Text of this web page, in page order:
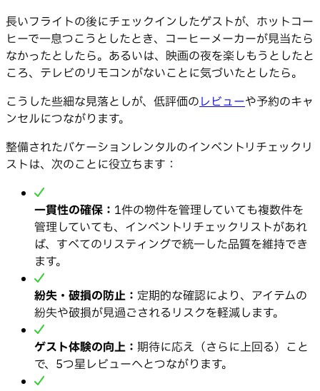
長いフライトの後にチェックインしたゲストが、ホットコー
ヒーで一息つこうとしたとき、コーヒーメーカーが見当たら
なかったとしたら。あるいは、映画の夜を楽しもうとしたと
ころ、テレビのリモコンがないことに気づいたとしたら。
こうした些細な見落としが、低評価のレビューや予約のキャ
ンセルにつながります。
整備されたバケーションレンタルのインベントリチェックリ
ストは、次のことに役立ちます：
一貫性の確保： 1件の物件を管理していても複数件を
管理していても、インベントリチェックリストがあれ
ば、すべてのリスティングで統一した品質を維持でき
ます。
紛失・破損の防止： 定期的な確認により、アイテムの
紛失や破損が見過ごされるリスクを軽減します。
ゲスト体験の向上： 期待に応え（さらに上回る）こと
で、5つ星レビューへとつながります。